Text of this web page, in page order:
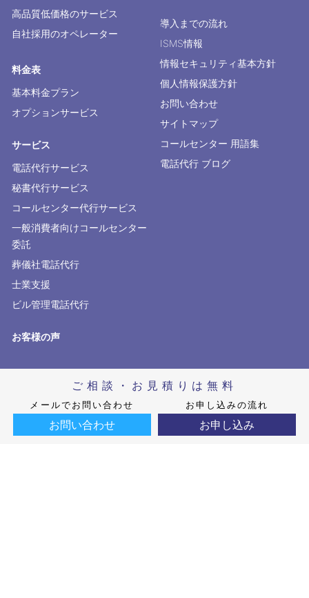
高品質低価格のサービス
自社採用のオペレーター
料金表
基本料金プラン
オプションサービス
サービス
電話代行サービス
秘書代行サービス
コールセンター代行サービス
一般消費者向けコールセンター
委託
葬儀社電話代行
士業支援
ビル管理電話代行
お客様の声
導入までの流れ
ISMS情報
情報セキュリティ基本方針
個人情報保護方針
お問い合わせ
サイトマップ
コールセンター 用語集
電話代行 ブログ
ご相談・お見積りは無料
メールでお問い合わせ
お問い合わせ
お申し込みの流れ
お申し込み